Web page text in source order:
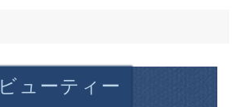
ビューティー